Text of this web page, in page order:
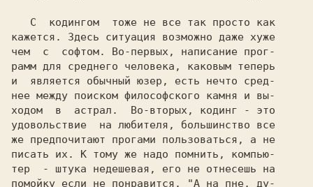
   C
кодингом
тоже не все так просто как
кажется. Здесь ситуация возможно даже хуже
чем  с софтом. Во-первых, написание прог-
рамм для среднего человека, каковым теперь
и  является обычный юзер, есть нечто сред-
нее между поиском философского камня и вы-
ходом  в  астрал. Во-вторых, кодинг
- это
удовольствие  на любителя, большинство все
же предпочитают прогами пользоваться, а не
писать их. К тому же надо помнить, компью-
помойку если не понравится.
"А на пне, ду-